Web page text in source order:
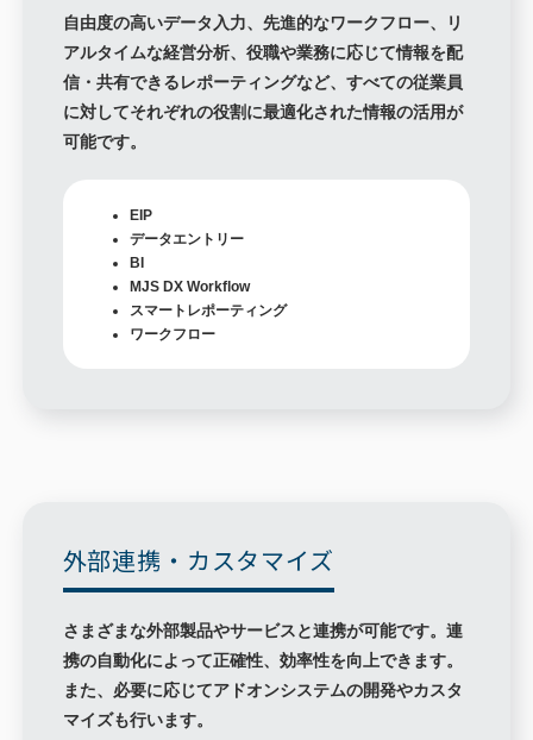
自由度の高いデータ入力、先進的なワークフロー、リ
アルタイムな経営分析、役職や業務に応じて情報を配
信・共有できるレポーティングなど、すべての従業員
に対してそれぞれの役割に最適化された情報の活用が
可能です。
EIP
データエントリー
BI
MJS DX Workflow
スマートレポーティング
ワークフロー
外部連携・カスタマイズ
さまざまな外部製品やサービスと連携が可能です。連
携の自動化によって正確性、効率性を向上できます。
また、必要に応じてアドオンシステムの開発やカスタ
マイズも行います。